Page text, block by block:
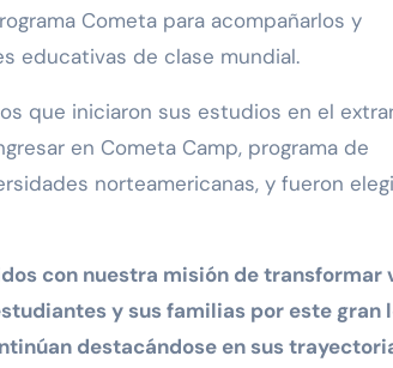
Cometa para acompañarlos y
educativas de clase mundial.
que iniciaron sus estudios en el
en Cometa Camp, programa de
norteamericanas, y fueron
con nuestra misión de transformar
y sus familias por este gran
destacándose en sus